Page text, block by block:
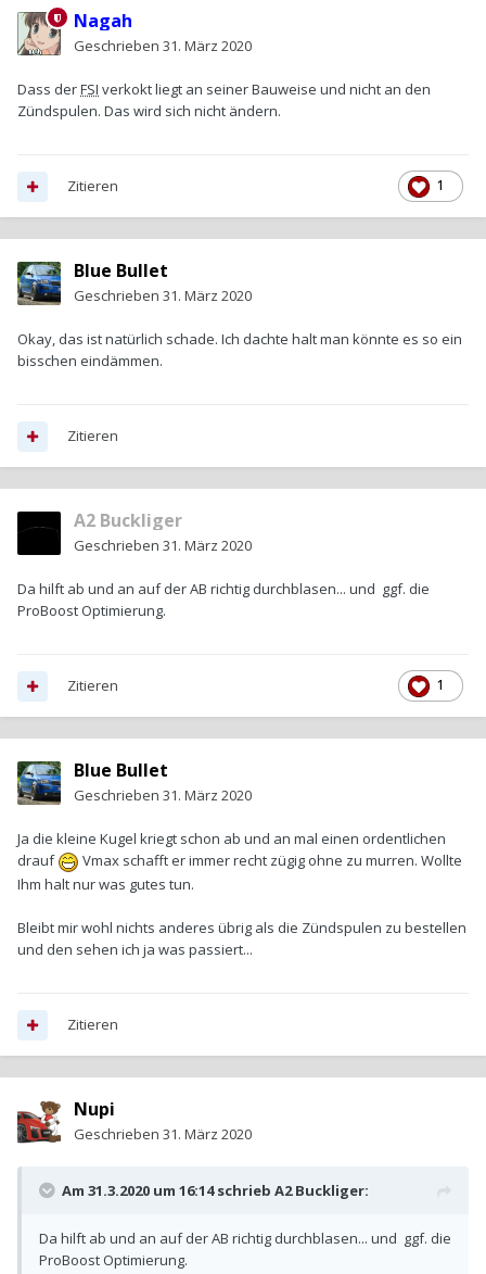
Nagah
Geschrieben 31. März 2020
Dass derFSI verkokt liegt an seiner Bauweise und nicht an den
Zündspulen. Das wird sich nicht ändern.
1
Zitieren
Blue Bullet
Geschrieben 31. März 2020
Okay, das ist natürlich schade. Ich dachte halt man könnte es so ein
bisschen eindämmen.
Zitieren
A2 Buckliger
Geschrieben 31. März 2020
Da hilft ab und an auf der AB richtig durchblasen... und ggf. die
ProBoost Optimierung.
1
Zitieren
Blue Bullet
Geschrieben 31. März 2020
Ja die kleine Kugel kriegt schon ab und an mal einen ordentlichen
drauf
Vmax schafft er immer recht zügig ohne zu murren. Wollte
Ihm halt nur was gutes tun.
Bleibt mir wohl nichts anderes übrig als die Zündspulen zu bestellen
und den sehen ich ja was passiert...
Zitieren
Nupi
Geschrieben 31. März 2020
Am 31.3.2020 um 16:14 schrieb A2 Buckliger:
Da hilft ab und an auf der AB richtig durchblasen... und ggf. die
ProBoost Optimierung.